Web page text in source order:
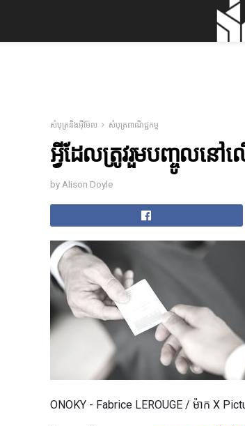
សំបុត្រនិងអ៊ីម៉ែល សំបុត្រពាណិជ្ជកម្ម
អ្វីដែលត្រូវរួមបញ្ចូលនៅ
by Alison Doyle
ONOKY - Fabrice LEROUGE / ម៉ាក X